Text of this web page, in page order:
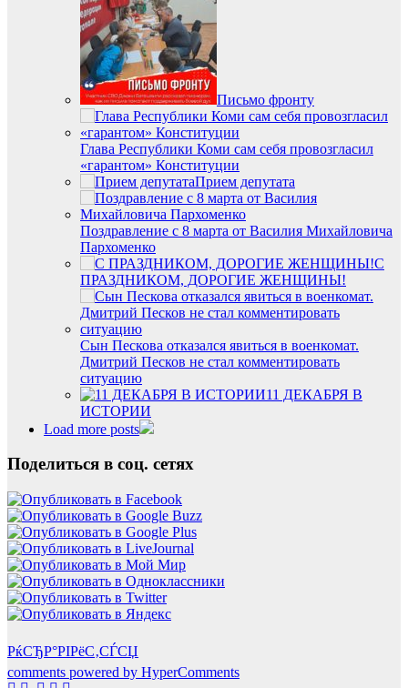
Письмо фронту
Глава Республики Коми сам себя провозгласил
«гарантом» Конституции
Прием депутата
Поздравление с 8 марта от Василия Михайловича
Пархоменко
С
ПРАЗДНИКОМ, ДОРОГИЕ ЖЕНЩИНЫ!
Сын Пескова отказался явиться в военкомат.
Дмитрий Песков не стал комментировать
ситуацию
11 ДЕКАБРЯ В
ИСТОРИИ
Load more posts
Поделиться в соц. сетях
РќСЂР°РІРёС‚СЃСЏ
comments powered by HyperComments